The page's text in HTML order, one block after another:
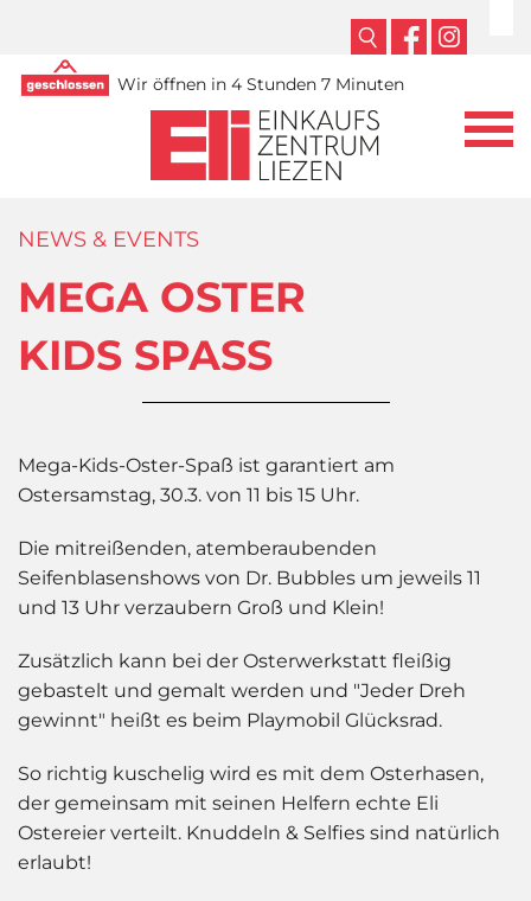
Wir öffnen in 4 Stunden 7 Minuten
NEWS & EVENTS
MEGA OSTER
KIDS SPASS
Mega-Kids-Oster-Spaß ist garantiert am
Ostersamstag, 30.3. von 11 bis 15 Uhr.
Die mitreißenden, atemberaubenden
Seifenblasenshows von Dr. Bubbles um jeweils 11
und 13 Uhr verzaubern Groß und Klein!
Zusätzlich kann bei der Osterwerkstatt fleißig
gebastelt und gemalt werden und "Jeder Dreh
gewinnt" heißt es beim Playmobil Glücksrad.
So richtig kuschelig wird es mit dem Osterhasen,
der gemeinsam mit seinen Helfern echte Eli
Ostereier verteilt. Knuddeln & Selfies sind natürlich
erlaubt!